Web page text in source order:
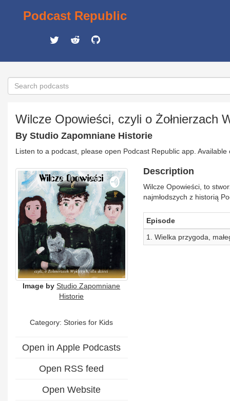
Podcast Republic
Wilcze Opowieści, czyli o Żołnierzach
By Studio Zapomniane Historie
Listen to a podcast, please open Podcast Republic app.
Image by Studio Zapomniane
Historie
Category: Stories for Kids
Open in Apple Podcasts
Open RSS feed
Open Website
Description
Wilcze Opowieści, to
najmłodszych z historią
Episode
1. Wielka przygoda,